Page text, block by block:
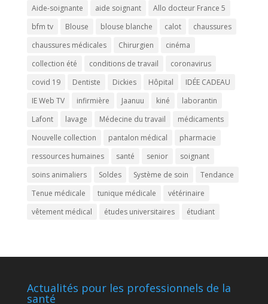
Aide-soignante aide soignant
Allo docteur France 5
bfm tv
Blouse blouse blanche calot
chaussures
chaussures médicales
Chirurgien
cinéma
collection été
conditions de travail
coronavirus
covid 19
Dentiste Dickies Hôpital
IDÉE CADEAU
IE Web TV
infirmière Jaanuu kiné
laborantin
Lafont
lavage Médecine du travail
médicaments
Nouvelle collection
pantalon médical
pharmacie
ressources humaines
santé senior
soignant
soins animaliers
Soldes Système de soin
Tendance
Tenue médicale
tunique médicale
vétérinaire
vêtement médical
études universitaires étudiant
Actualités pour les professionnels de la
santé